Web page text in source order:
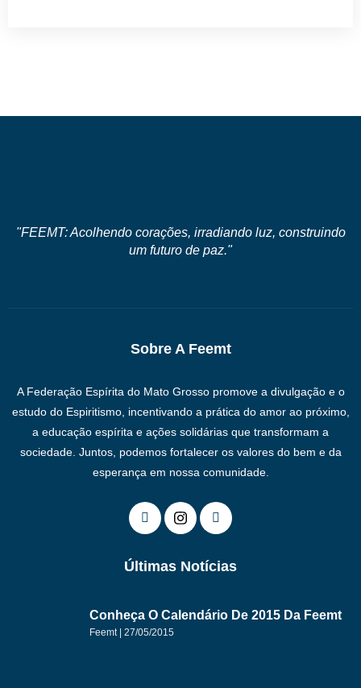
"FEEMT: Acolhendo corações, irradiando luz, construindo
um futuro de paz."
Sobre A Feemt
A Federação Espírita do Mato Grosso promove a divulgação e o
estudo do Espiritismo, incentivando a prática do amor ao próximo,
a educação espírita e ações solidárias que transformam a
sociedade. Juntos, podemos fortalecer os valores do bem e da
esperança em nossa comunidade.
Últimas Notícias
Conheça O Calendário De 2015 Da Feemt
Feemt 27/05/2015